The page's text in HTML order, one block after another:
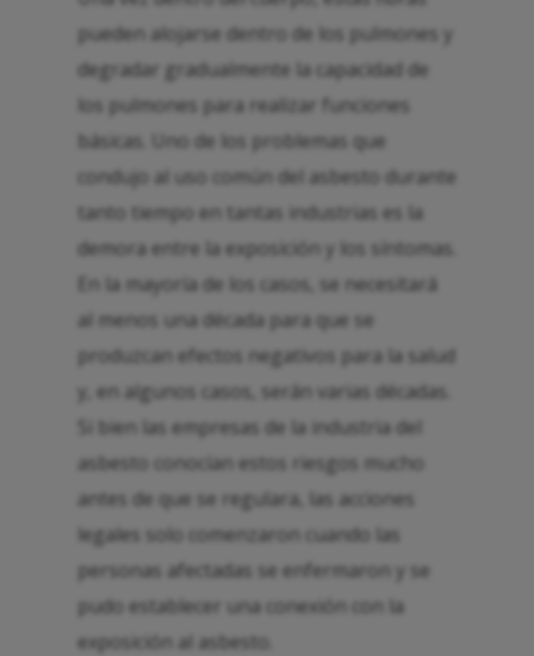
pueden alojarse dentro de los pulmones y
degradar gradualmente la capacidad de
los pulmones para realizar funciones
básicas. Uno de los problemas que
condujo al uso común del asbesto durante
tanto tiempo en tantas industrias es la
demora entre la exposición y los síntomas.
En la mayoría de los casos, se necesitará
al menos una década para que se
produzcan efectos negativos para la salud
y, en algunos casos, serán varias décadas.
Si bien las empresas de la industria del
asbesto conocían estos riesgos mucho
antes de que se regulara, las acciones
legales solo comenzaron cuando las
personas afectadas se enfermaron y se
pudo establecer una conexión con la
exposición al asbesto.